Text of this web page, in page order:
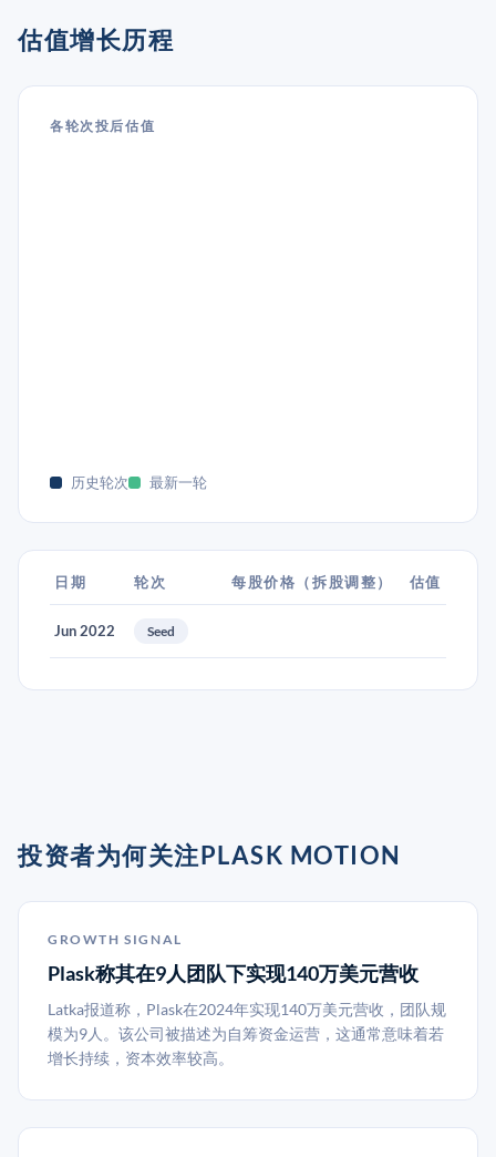
估值增长历程
各轮次投后估值
历史轮次 最新一轮
日期 轮次 每股价格（拆股调整） 估值
Jun 2022 Seed
投资者为何关注PLASK MOTION
GROWTH SIGNAL
Plask称其在9人团队下实现140万美元营收
Latka报道称，Plask在2024年实现140万美元营收，团队规
模为9人。该公司被描述为自筹资金运营，这通常意味着若
增长持续，资本效率较高。